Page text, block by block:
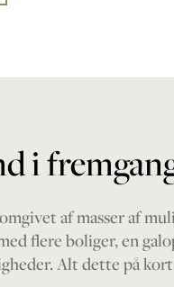
i
af masser af
flere boliger, en
Alt dette på